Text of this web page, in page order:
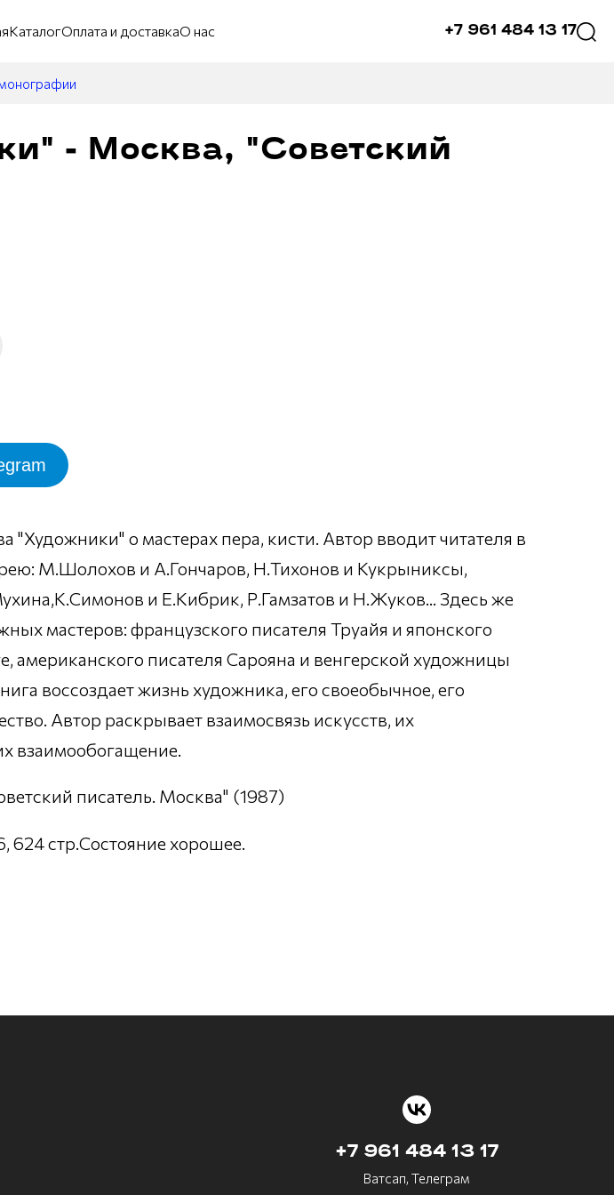
КаталогОплата и доставкаО нас +7 961 484 13 17
- Москва, "Советский
"Художники" о мастерах пера, кисти. Автор вводит читателя в
М.Шолохов и А.Гончаров, Н.Тихонов и Кукрыниксы,
и Е.Кибрик, Р.Гамзатов и Н.Жуков... Здесь же
мастеров: французского писателя Труайя и японского
американского писателя Сарояна и венгерской художницы
воссоздает жизнь художника, его своеобычное, его
Автор раскрывает взаимосвязь искусств, их
взаимообогащение.
писатель. Москва" (1987)
стр.Состояние хорошее.
+7 961 484 13 17
Ватсап, Телеграм